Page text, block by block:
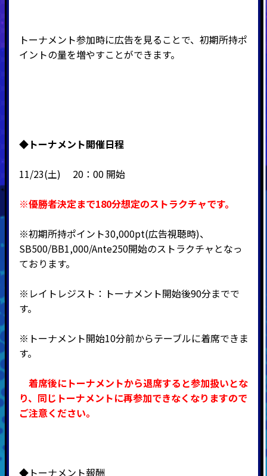
トーナメント参加時に広告を見ることで、初期所持ポ
イントの量を増やすことができます。
◆トーナメント開催日程
11/23(土) 20：00 開始
※優勝者決定まで180分想定のストラクチャです。
※初期所持ポイント30,000pt(広告視聴時)、
SB500/BB1,000/Ante250開始のストラクチャとなっ
ております。
※レイトレジスト：トーナメント開始後90分までで
す。
※トーナメント開始10分前からテーブルに着席できま
す。
着席後にトーナメントから退席すると参加扱いとな
り、同じトーナメントに再参加できなくなりますので
ご注意ください。
◆トーナメント報酬